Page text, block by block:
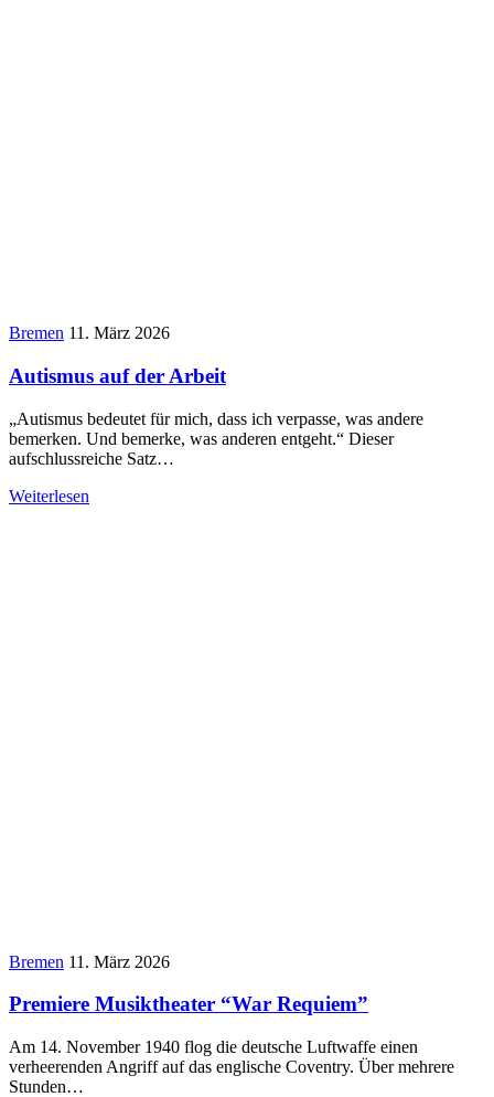
Bremen 11. März 2026
Autismus auf der Arbeit
„Autismus bedeutet für mich, dass ich verpasse, was andere
bemerken. Und bemerke, was anderen entgeht.“ Dieser
aufschlussreiche Satz…
Weiterlesen
Bremen 11. März 2026
Premiere Musiktheater “War Requiem”
Am 14. November 1940 flog die deutsche Luftwaffe einen
verheerenden Angriff auf das englische Coventry. Über mehrere
Stunden…